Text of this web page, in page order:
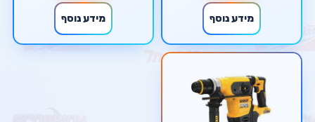
מידע נוסף מידע נוסף